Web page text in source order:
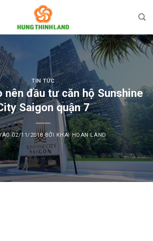
TIN TỨC
nên đầu tư căn hộ Sunshine
Saigon quận 7
02/11/2018 BỞI KHAI HOAN LAND